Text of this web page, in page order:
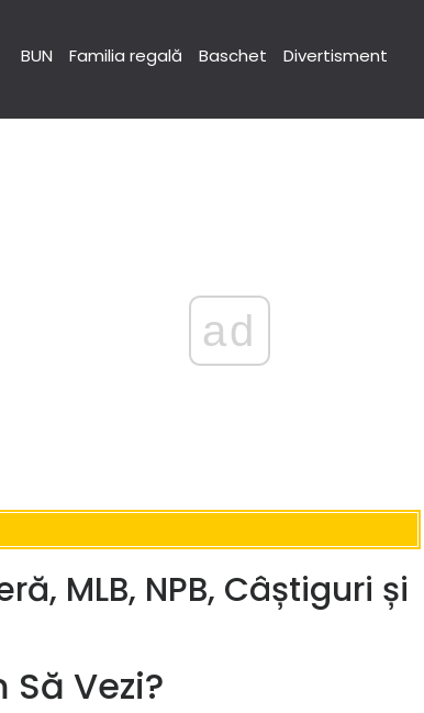
BUN Familia regală Baschet Divertisment
ad
MLB, NPB, Câștiguri și
Să Vezi?